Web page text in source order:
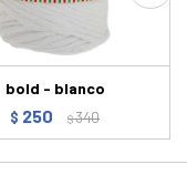
bold - blanco
$ 250 $340